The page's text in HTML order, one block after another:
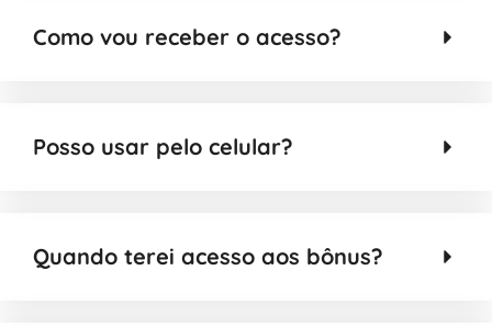
Como vou receber o acesso?
Posso usar pelo celular?
Quando terei acesso aos bônus?